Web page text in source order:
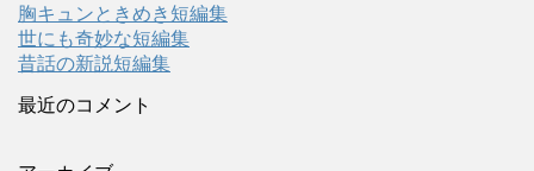
胸キュンときめき短編集
世にも奇妙な短編集
昔話の新説短編集
最近のコメント